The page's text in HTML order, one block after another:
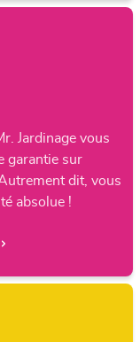
Jardinage vous
garantie sur
dit, vous
absolue !